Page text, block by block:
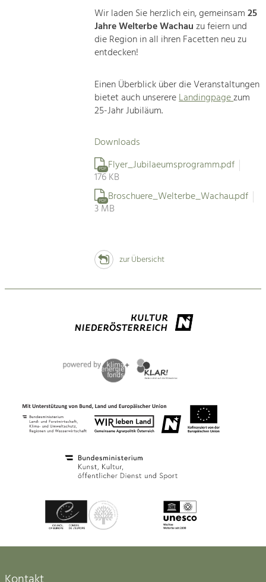
Wir laden Sie herzlich ein, gemeinsam25
Jahre Welterbe Wachauzu feiern und
die Region in all ihren Facetten neu zu
entdecken!
Einen Überblick über die Veranstaltungen
bietet auch unserereLandingpagezum
25-Jahr Jubiläum.
Downloads
PDF Flyer_Jubilaeumsprogramm.pdf
176 KB
PDF Broschuere_Welterbe_Wachau.pdf
3 MB
zur Übersicht